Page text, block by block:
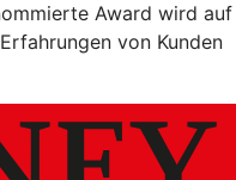
Award wird auf
von Kunden